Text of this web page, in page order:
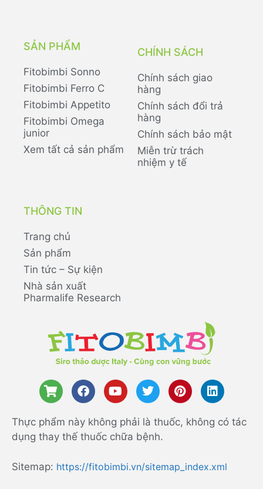
SẢN PHẨM
Fitobimbi Sonno
Fitobimbi Ferro C
Fitobimbi Appetito
Fitobimbi Omega
junior
Xem tất cả sản phẩm
CHÍNH SÁCH
Chính sách giao
hàng
Chính sách đổi trả
hàng
Chính sách bảo mật
Miễn trừ trách
nhiệm y tế
THÔNG TIN
Trang chủ
Sản phẩm
Tin tức – Sự kiện
Nhà sản xuất
Pharmalife Research
Thực phẩm này không phải là thuốc, không có tác
dụng thay thế thuốc chữa bệnh.
Sitemap: https://fitobimbi.vn/sitemap_index.xml